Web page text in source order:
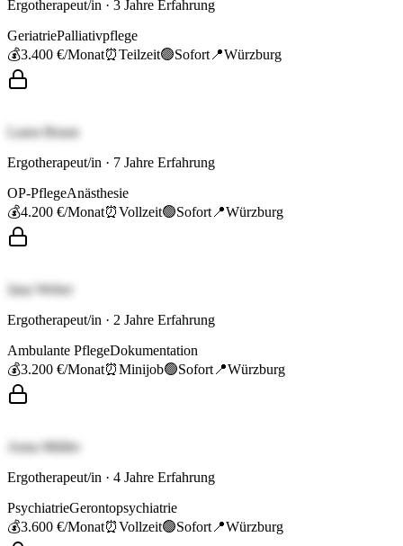
Ergotherapeut/in · 3 Jahre Erfahrung
GeriatriePalliativpflege
💰3.400 €/Monat⏰Teilzeit🟢Sofort 📍Würzburg
Laura Braun
Ergotherapeut/in · 7 Jahre Erfahrung
OP-PflegeAnästhesie
💰4.200 €/Monat⏰Vollzeit🟢Sofort 📍Würzburg
Jana Weber
Ergotherapeut/in · 2 Jahre Erfahrung
Ambulante PflegeDokumentation
💰3.200 €/Monat⏰Minijob🟢Sofort 📍Würzburg
Anna Müller
Ergotherapeut/in · 4 Jahre Erfahrung
PsychiatrieGerontopsychiatrie
💰3.600 €/Monat⏰Vollzeit🟢Sofort 📍Würzburg